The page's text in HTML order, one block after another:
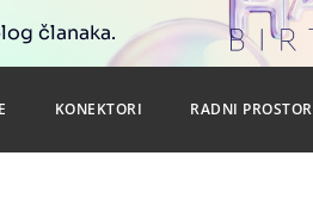
članaka.
KONEKTORI RADNI PROSTOR